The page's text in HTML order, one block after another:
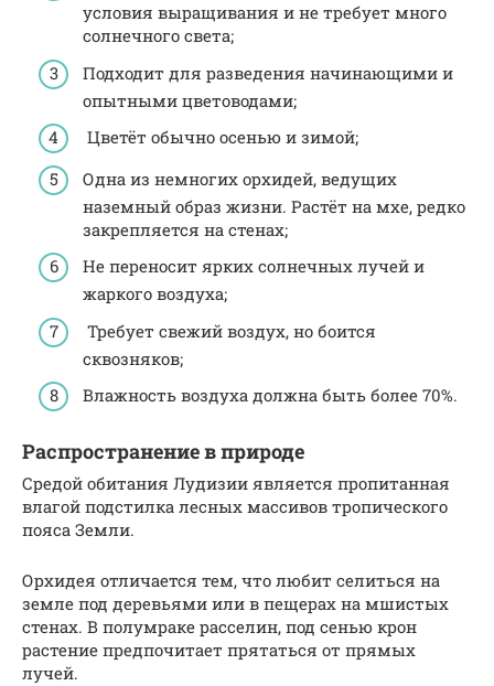
условия выращивания и не требует много
солнечного света;
Подходит для разведения начинающими и
опытными цветоводами;
Цветёт обычно осенью и зимой;
Одна из немногих орхидей, ведущих
наземный образ жизни. Растёт на мхе, редко
закрепляется на стенах;
Не переносит ярких солнечных лучей и
жаркого воздуха;
Требует свежий воздух, но боится
сквозняков;
Влажность воздуха должна быть более 70%.
Распространение в природе
Средой обитания Лудизии является пропитанная
влагой подстилка лесных массивов тропического
пояса Земли.
Орхидея отличается тем, что любит селиться на
земле под деревьями или в пещерах на мшистых
стенах. В полумраке расселин, под сенью крон
растение предпочитает прятаться от прямых
лучей.